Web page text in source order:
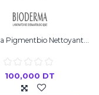
Pigmentbio Nettoyant...
100,000 DT